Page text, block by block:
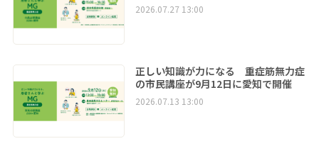
2026.07.27 13:00
正しい知識が力になる 重症筋無力症
の市民講座が9月12日に愛知で開催
2026.07.13 13:00